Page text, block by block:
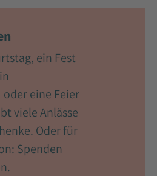
ein Fest
eine Feier
viele Anlässe
Oder für
Spenden